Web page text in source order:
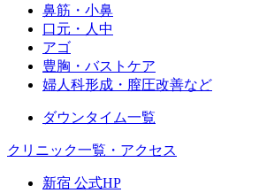
鼻筋・小鼻
口元・人中
アゴ
豊胸・バストケア
婦人科形成・膣圧改善など
ダウンタイム一覧
クリニック一覧・アクセス
新宿 公式HP